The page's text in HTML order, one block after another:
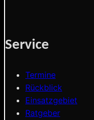
Service
Termine
Rückblick
Einsatzgebiet
Ratgeber